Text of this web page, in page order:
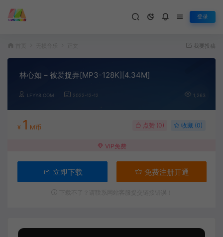
登录
我要投稿
林心如 – 被爱捉弄[MP3-128K][4.34M]
LFYY8.COM 2022-12-12 1,263
¥ 1 M币 点赞 (0) 收藏 (0)
VIP免费
立即下载 免费注册开通